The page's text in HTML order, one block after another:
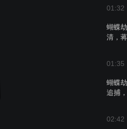
01:32
蝴蝶
清，
01:35
蝴蝶
追捕
02:42